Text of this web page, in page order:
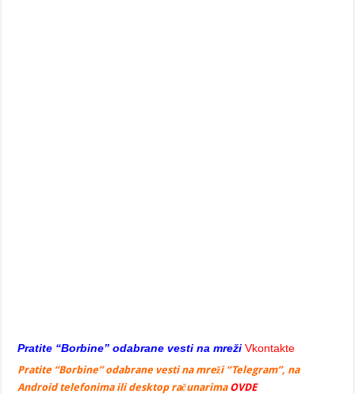
Pratite “Borbine” odabrane vesti na mreži Vkontakte
Pratite “Borbine” odabrane vesti na mreži “Telegram”, na
Android telefonima ili desktop računarima OVDE